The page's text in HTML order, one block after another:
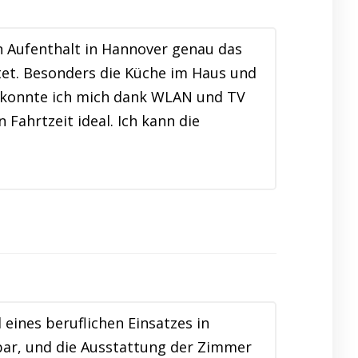
in Hannover genau das
Besonders die Küche im Haus und
ich mich dank WLAN und TV
Fahrtzeit ideal. Ich kann die
beruflichen Einsatzes in
und die Ausstattung der Zimmer